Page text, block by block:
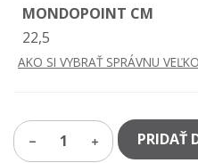
MONDOPOINT CM
22,5
AKO SI VYBRAŤ SPRÁVNU
1 PRIDAŤ